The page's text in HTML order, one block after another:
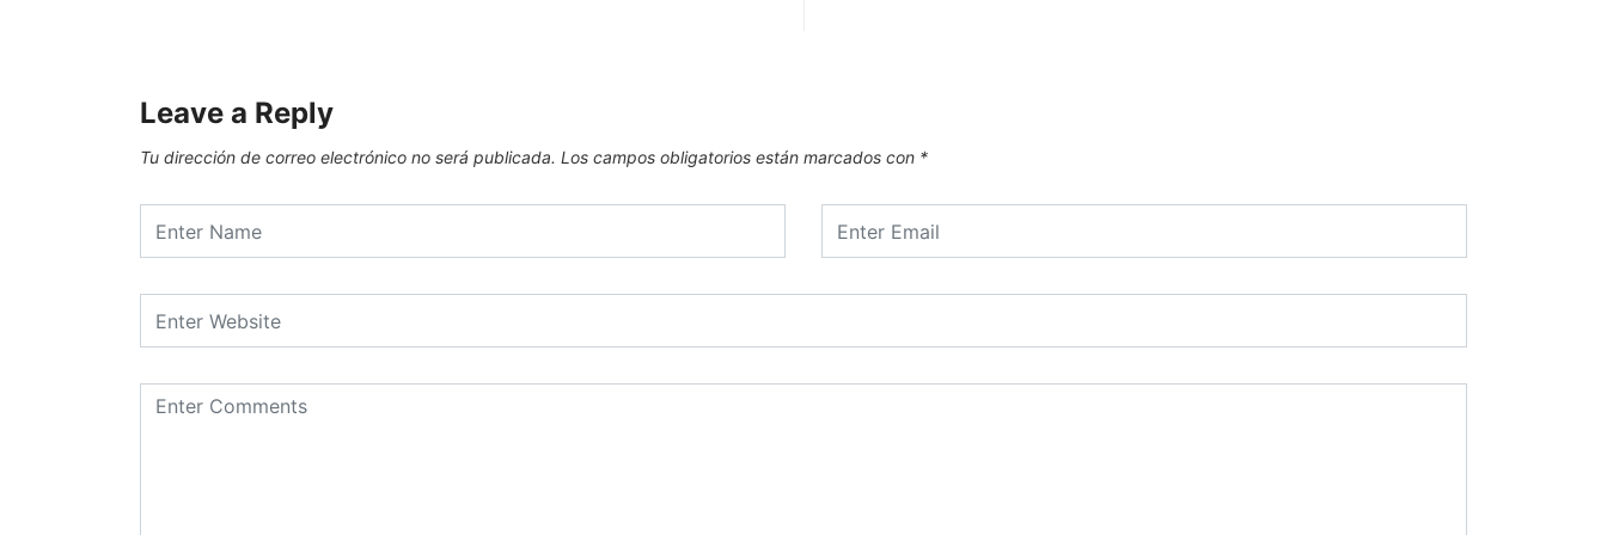
Leave a Reply
Tu dirección de correo electrónico no será publicada. Los campos obligatorios están marcados con *